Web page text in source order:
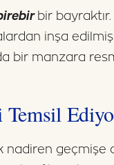
bir bayraktır.
inşa
bir manzara
nadiren geçmişe